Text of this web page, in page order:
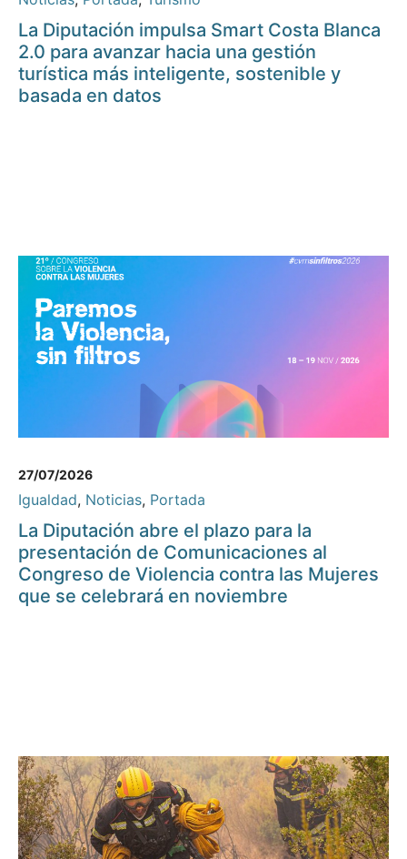
La Diputación impulsa Smart Costa Blanca
2.0 para avanzar hacia una gestión
turística más inteligente, sostenible y
basada en datos
27/07/2026
Igualdad, Noticias, Portada
La Diputación abre el plazo para la
presentación de Comunicaciones al
Congreso de Violencia contra las Mujeres
que se celebrará en noviembre